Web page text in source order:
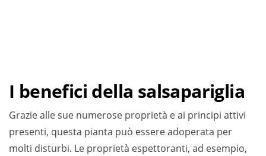
I benefici della salsapariglia
Grazie alle sue numerose proprietà e ai principi attivi
presenti, questa pianta può essere adoperata per
molti disturbi. Le proprietà espettoranti, ad esempio,